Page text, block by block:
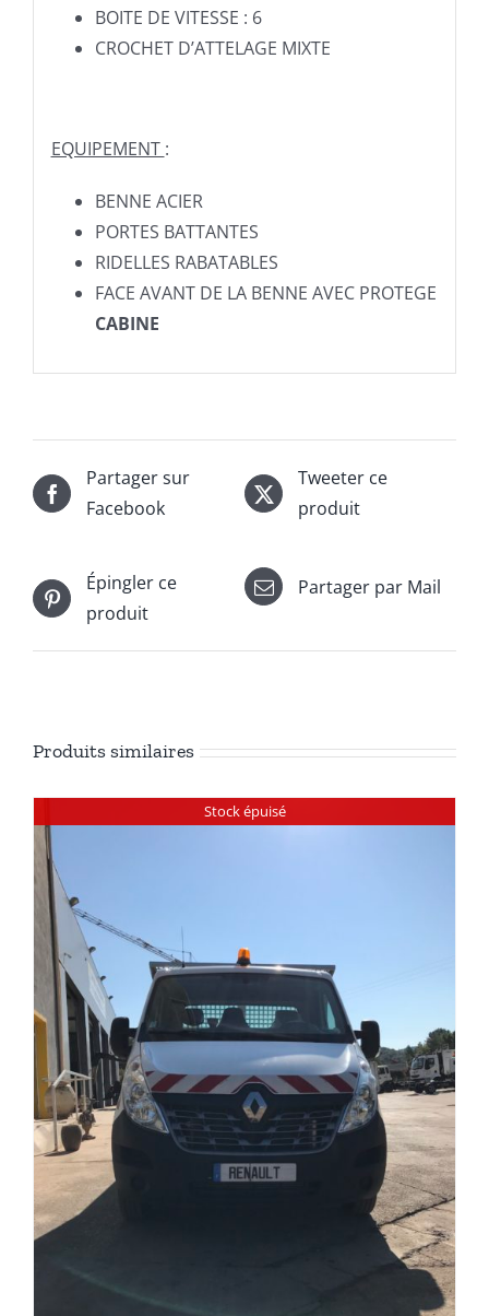
BOITE DE VITESSE : 6
CROCHET D’ATTELAGE MIXTE
EQUIPEMENT :
BENNE ACIER
PORTES BATTANTES
RIDELLES RABATABLES
FACE AVANT DE LA BENNE AVEC PROTEGE
CABINE
Partager sur
Facebook
Tweeter ce
produit
Épingler ce
produit
Partager par Mail
Produits similaires
Stock épuisé